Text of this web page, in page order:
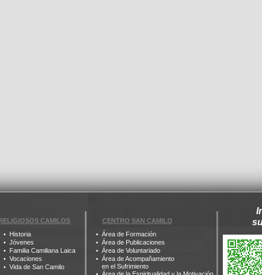
CAMILOS
Historia
Jóvenes
Familia Camiliana Laica
Vocaciones
Vida de San Camilo
CENTRO SAN CAMILO
Área de Formación
Área de Publicaciones
Área de Voluntariado
Área de Acompañamiento
en el Sufrimiento